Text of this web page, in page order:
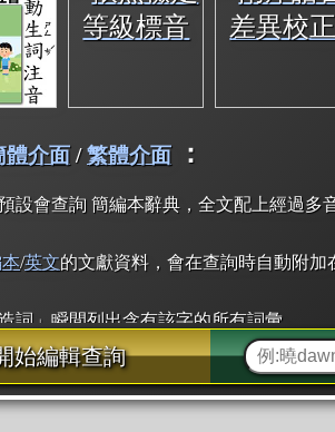
體介面/繁體介面 ：
設會查詢 簡編本辭典，全文配上經過多
/英文的文獻資料，會在查詢時自動附加
詞」瞬間列出含有該字的所有詞彙。
間列出所有「同部首字」。也支援查詢
文都經過自動斷詞，點擊便可瞬間「連
入。
始編輯查詢